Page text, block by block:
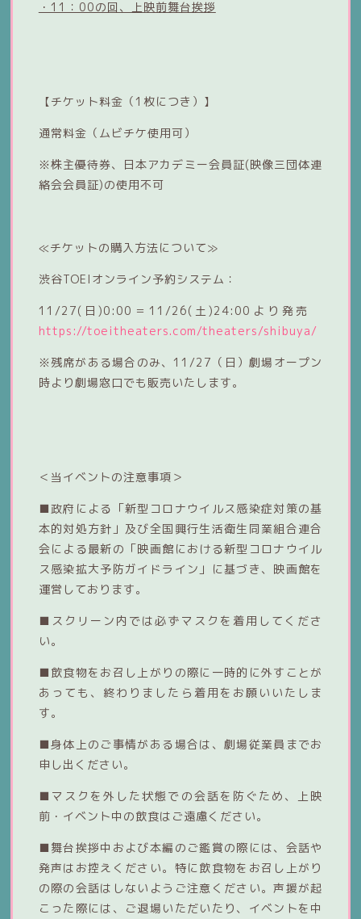
・11：00の回、上映前舞台挨拶
【チケット料金（1枚につき）】
通常料金（ムビチケ使用可）
※株主優待券、日本アカデミー会員証(映像三団体連
絡会会員証)の使用不可
≪チケットの購入方法について≫
渋谷TOEIオンライン予約システム：
11/27(日)0:00＝11/26(土)24:00より発売
https://toeitheaters.com/theaters/shibuya/
※残席がある場合のみ、11/27（日）劇場オープン
時より劇場窓口でも販売いたします。
＜当イベントの注意事項＞
■政府による「新型コロナウイルス感染症対策の基
本的対処方針」及び全国興行生活衛生同業組合連合
会による最新の「映画館における新型コロナウイル
ス感染拡大予防ガイドライン」に基づき、映画館を
運営しております。
■スクリーン内では必ずマスクを着用してくださ
い。
■飲食物をお召し上がりの際に一時的に外すことが
あっても、終わりましたら着用をお願いいたしま
す。
■身体上のご事情がある場合は、劇場従業員までお
申し出ください。
■マスクを外した状態での会話を防ぐため、上映
前・イベント中の飲食はご遠慮ください。
■舞台挨拶中および本編のご鑑賞の際には、会話や
発声はお控えください。特に飲食物をお召し上がり
の際の会話はしないようご注意ください。声援が起
こった際には、ご退場いただいたり、イベントを中